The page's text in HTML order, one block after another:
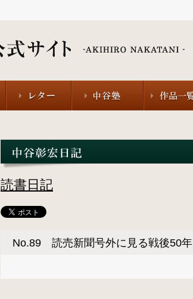
読書日記
No.89 読売新聞号外に見る戦後50年